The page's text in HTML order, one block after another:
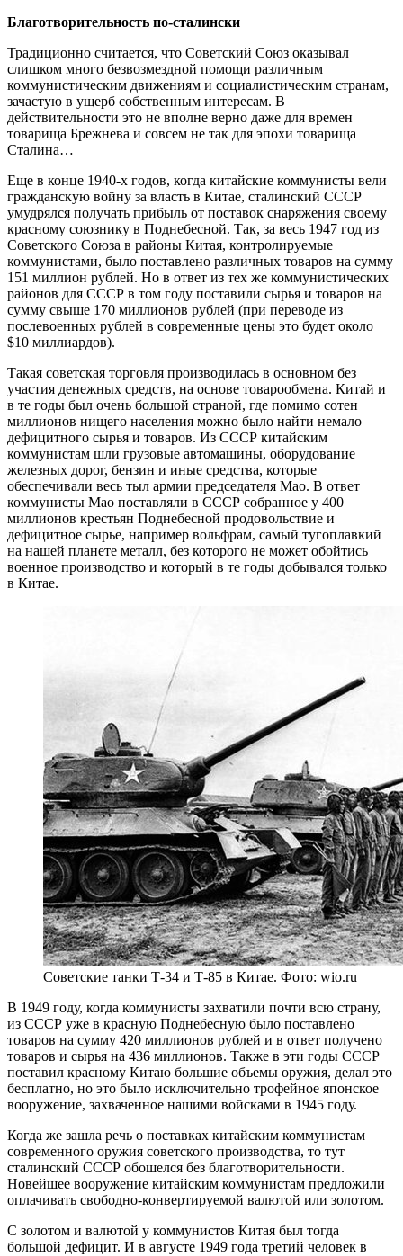
Благотворительность по-сталински
Традиционно считается, что Советский Союз оказывал
слишком много безвозмездной помощи различным
коммунистическим движениям и социалистическим странам,
зачастую в ущерб собственным интересам. В
действительности это не вполне верно даже для времен
товарища Брежнева и совсем не так для эпохи товарища
Сталина…
Еще в конце 1940-х годов, когда китайские коммунисты вели
гражданскую войну за власть в Китае, сталинский СССР
умудрялся получать прибыль от поставок снаряжения своему
красному союзнику в Поднебесной. Так, за весь 1947 год из
Советского Союза в районы Китая, контролируемые
коммунистами, было поставлено различных товаров на сумму
151 миллион рублей. Но в ответ из тех же коммунистических
районов для СССР в том году поставили сырья и товаров на
сумму свыше 170 миллионов рублей (при переводе из
послевоенных рублей в современные цены это будет около
$10 миллиардов).
Такая советская торговля производилась в основном без
участия денежных средств, на основе товарообмена. Китай и
в те годы был очень большой страной, где помимо сотен
миллионов нищего населения можно было найти немало
дефицитного сырья и товаров. Из СССР китайским
коммунистам шли грузовые автомашины, оборудование
железных дорог, бензин и иные средства, которые
обеспечивали весь тыл армии председателя Мао. В ответ
коммунисты Мао поставляли в СССР собранное у 400
миллионов крестьян Поднебесной продовольствие и
дефицитное сырье, например вольфрам, самый тугоплавкий
на нашей планете металл, без которого не может обойтись
военное производство и который в те годы добывался только
в Китае.
Советские танки Т-34 и Т-85 в Китае. Фото: wio.ru
В 1949 году, когда коммунисты захватили почти всю страну,
из СССР уже в красную Поднебесную было поставлено
товаров на сумму 420 миллионов рублей и в ответ получено
товаров и сырья на 436 миллионов. Также в эти годы СССР
поставил красному Китаю большие объемы оружия, делал это
бесплатно, но это было исключительно трофейное японское
вооружение, захваченное нашими войсками в 1945 году.
Когда же зашла речь о поставках китайским коммунистам
современного оружия советского производства, то тут
сталинский СССР обошелся без благотворительности.
Новейшее вооружение китайским коммунистам предложили
оплачивать свободно-конвертируемой валютой или золотом.
С золотом и валютой у коммунистов Китая был тогда
большой дефицит. И в августе 1949 года третий человек в